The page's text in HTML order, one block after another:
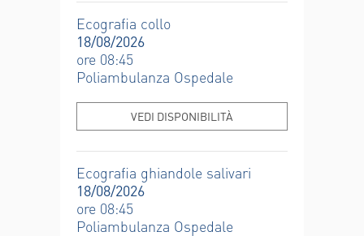
Ecografia collo
18/08/2026
ore 08:45
Poliambulanza Ospedale
VEDI DISPONIBILITÀ
Ecografia ghiandole salivari
18/08/2026
ore 08:45
Poliambulanza Ospedale